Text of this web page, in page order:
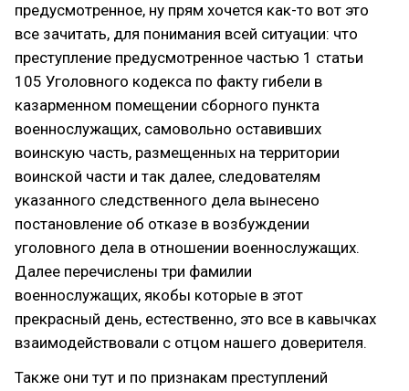
предусмотренное, ну прям хочется как-то вот это
все зачитать, для понимания всей ситуации: что
преступление предусмотренное частью 1 статьи
105 Уголовного кодекса по факту гибели в
казарменном помещении сборного пункта
военнослужащих, самовольно оставивших
воинскую часть, размещенных на территории
воинской части и так далее, следователям
указанного следственного дела вынесено
постановление об отказе в возбуждении
уголовного дела в отношении военнослужащих.
Далее перечислены три фамилии
военнослужащих, якобы которые в этот
прекрасный день, естественно, это все в кавычках
взаимодействовали с отцом нашего доверителя.
Также они тут и по признакам преступлений